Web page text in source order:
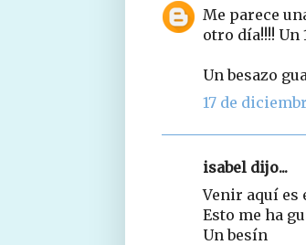
Me parece
otro día!!!! Un
Un besazo
17 de
isabel dijo...
Venir aquí
Esto me ha
Un besín